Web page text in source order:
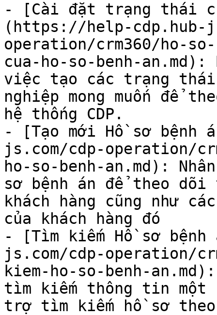
- [Cài đặt trạng thái
(https://help-cdp.hub-
operation/crm360/ho-
cua-ho-so-benh-
việc tạo các trạng thái
nghiệp mong muốn để
hệ thống CDP.
- [Tạo mới Hồ sơ bệnh
js.com/cdp-operation/
ho-so-benh-an.md):
sơ bệnh án để theo
khách hàng cũng như
của khách hàng đó
- [Tìm kiếm Hồ sơ
js.com/cdp-operation/
kiem-ho-so-benh-
tìm kiếm thông tin một
trợ tìm kiếm hồ sơ